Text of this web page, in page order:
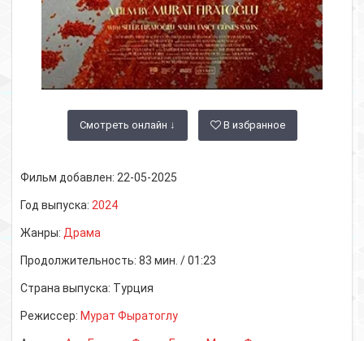
Смотреть онлайн ↓ В избранное
Фильм добавлен: 22-05-2025
Год выпуска: 2024
Жанры: Драма
Продолжительность: 83 мин. / 01:23
Страна выпуска: Турция
Режиссер: Мурат Фыратоглу